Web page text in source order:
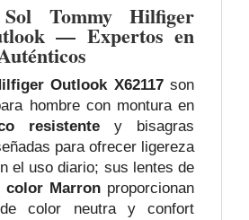
Tommy Hilfiger
— Expertos en
Outlook X62117son
hombre con montura en
resistente y bisagras
para ofrecer ligereza
el uso diario; sus lentes de
color Marron proporcionan
de color neutra y confort